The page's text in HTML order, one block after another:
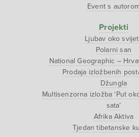
Event s
Projekti
Ljubav oko
Polarni san
National Geographic –
Prodaja izložbenih
Džungla
Multisenzorna izložba ‘Put
sata’
Afrika Aktiva
Tjedan tibetanske